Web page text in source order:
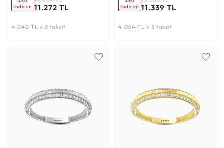
İndirim 11.272 TL
4.040 TL x 3 taksit
İndirim 11.339 TL
4.064 TL x 3 taksit